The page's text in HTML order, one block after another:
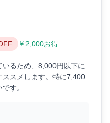
￥2,000お得
るため、8,000円以下に
スメします。特に7,400
す。